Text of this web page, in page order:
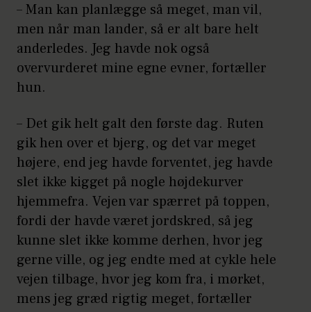
– Man kan planlægge så meget, man vil,
men når man lander, så er alt bare helt
anderledes. Jeg havde nok også
overvurderet mine egne evner, fortæller
hun.
– Det gik helt galt den første dag. Ruten
gik hen over et bjerg, og det var meget
højere, end jeg havde forventet, jeg havde
slet ikke kigget på nogle højdekurver
hjemmefra. Vejen var spærret på toppen,
fordi der havde været jordskred, så jeg
kunne slet ikke komme derhen, hvor jeg
gerne ville, og jeg endte med at cykle hele
vejen tilbage, hvor jeg kom fra, i mørket,
mens jeg græd rigtig meget, fortæller